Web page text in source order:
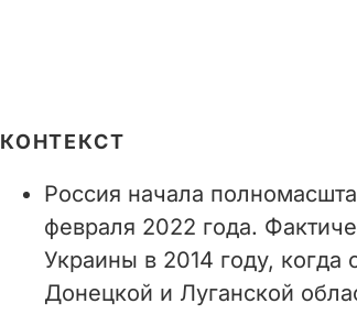
КОНТЕКСТ
Россия начала
февраля 2022 года.
Украины в 2014 году,
Донецкой и Луганской